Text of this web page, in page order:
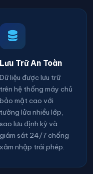
Lưu Trữ An Toàn
Dữ liệu được lưu trữ
trên hệ thống máy chủ
bảo mật cao với
tường lửa nhiều lớp,
sao lưu định kỳ và
giám sát 24/7 chống
xâm nhập trái phép.